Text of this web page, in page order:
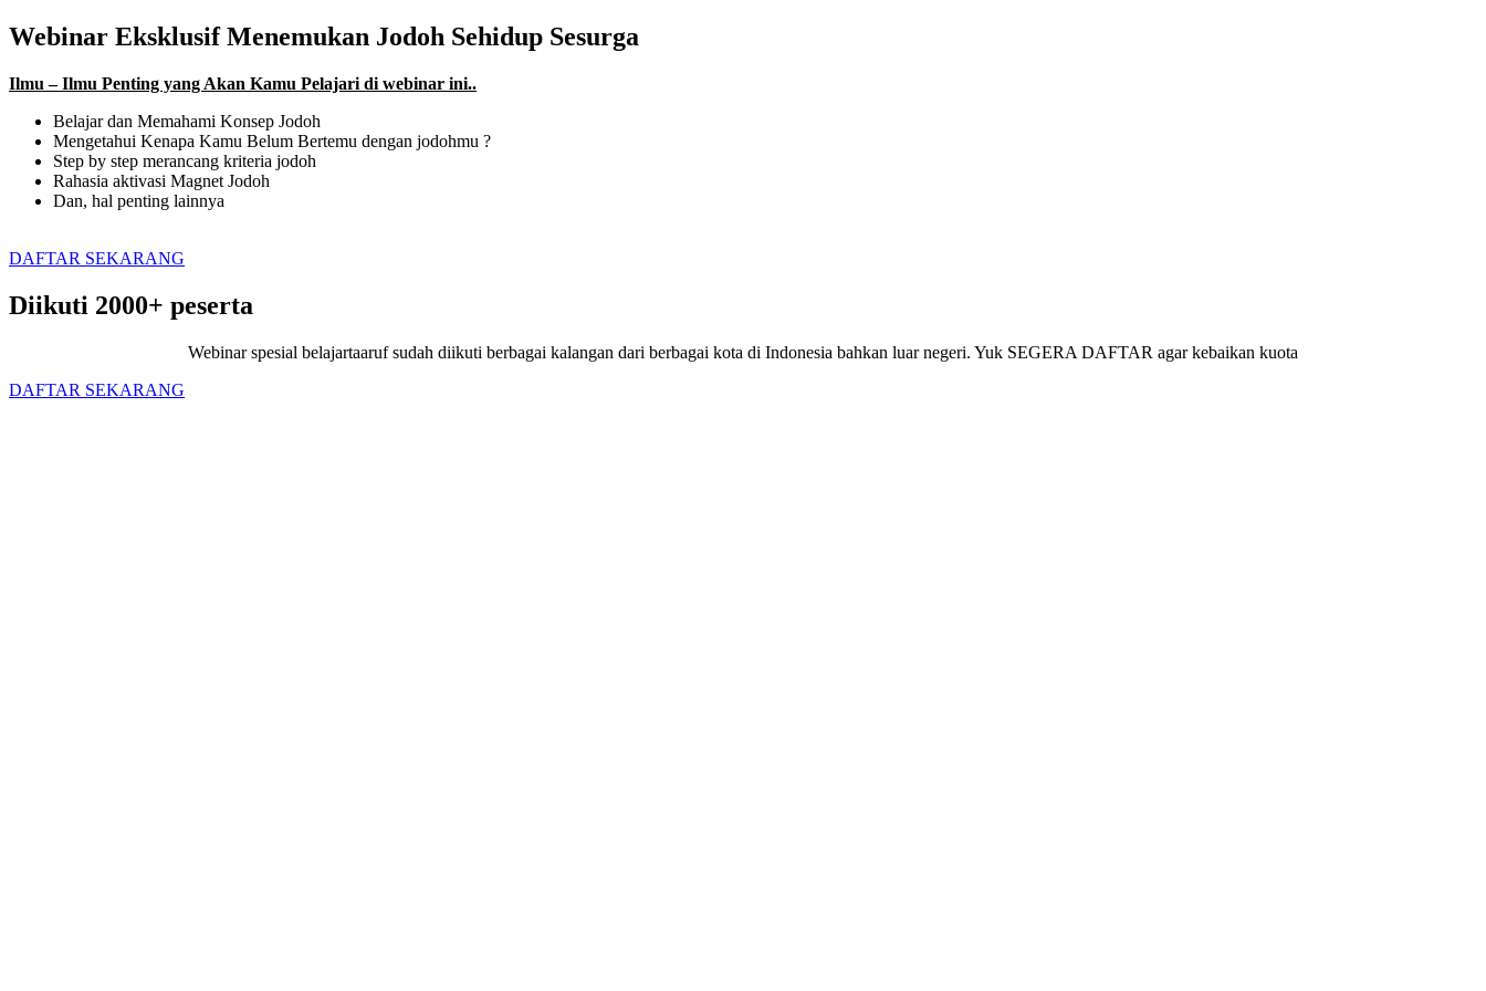
Webinar Eksklusif Menemukan Jodoh Sehidup Sesurga
Ilmu – Ilmu Penting yang Akan Kamu Pelajari di webinar ini..
Belajar dan Memahami Konsep Jodoh
Mengetahui Kenapa Kamu Belum Bertemu dengan jodohmu ?
Step by step merancang kriteria jodoh
Rahasia aktivasi Magnet Jodoh
Dan, hal penting lainnya
DAFTAR SEKARANG
Diikuti 2000+ peserta
Webinar spesial belajartaaruf sudah diikuti berbagai kalangan dari berbagai kota di Indonesia bahkan luar negeri. Yuk SEGERA DAFTAR agar kebaikan kuota
DAFTAR SEKARANG